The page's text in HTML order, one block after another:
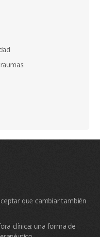
que cambiar también
clínica: una forma de